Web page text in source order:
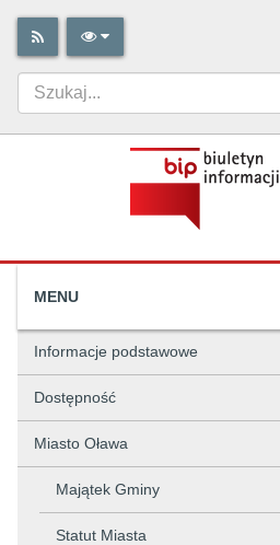
MENU
Informacje podstawowe
Dostępność
Miasto Oława
Majątek Gminy
Statut Miasta